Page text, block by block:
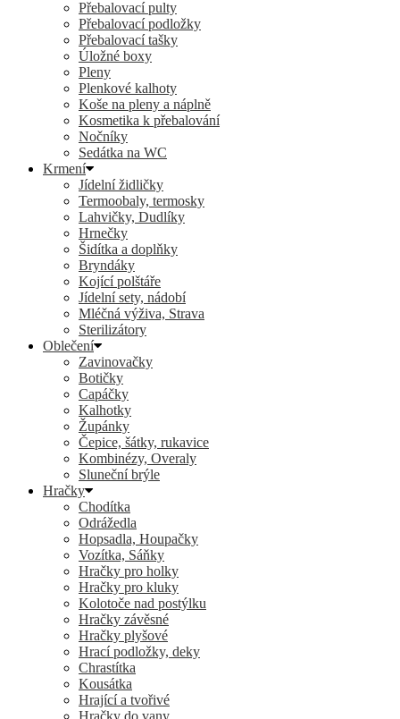
Přebalovací pulty
Přebalovací podložky
Přebalovací tašky
Úložné boxy
Pleny
Plenkové kalhoty
Koše na pleny a náplně
Kosmetika k přebalování
Nočníky
Sedátka na WC
Krmení
Jídelní židličky
Termoobaly, termosky
Lahvičky, Dudlíky
Hrnečky
Šidítka a doplňky
Bryndáky
Kojící polštáře
Jídelní sety, nádobí
Mléčná výživa, Strava
Sterilizátory
Oblečení
Zavinovačky
Botičky
Capáčky
Kalhotky
Župánky
Čepice, šátky, rukavice
Kombinézy, Overaly
Sluneční brýle
Hračky
Chodítka
Odrážedla
Hopsadla, Houpačky
Vozítka, Sáňky
Hračky pro holky
Hračky pro kluky
Kolotoče nad postýlku
Hračky závěsné
Hračky plyšové
Hrací podložky, deky
Chrastítka
Kousátka
Hrající a tvořivé
Hračky do vany